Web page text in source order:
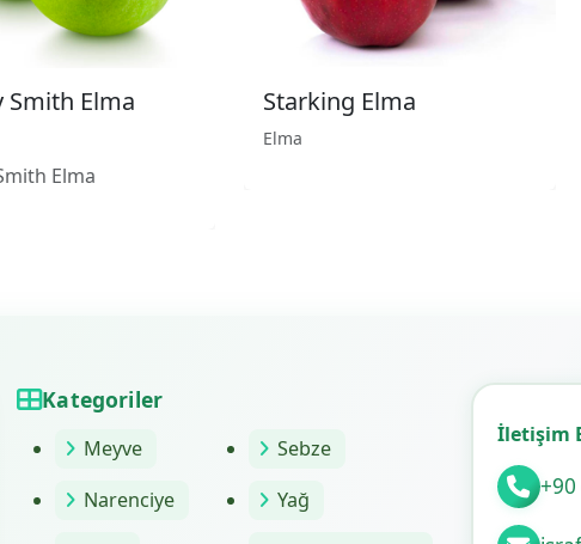
Smith Elma
Elma
Starking Elma
Elma
Kategoriler
Meyve
Sebze
Narenciye
Yağ
İletişim
+90